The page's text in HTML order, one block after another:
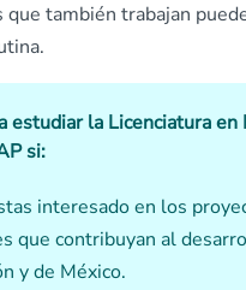
también trabajan
estudiar la Licenciatura
si:
interesado en los
que contribuyan al
y de México.